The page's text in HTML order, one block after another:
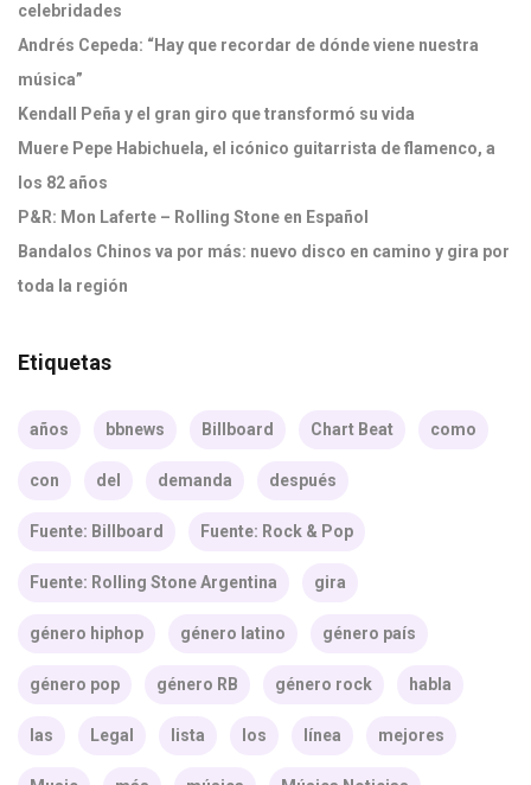
celebridades
Andrés Cepeda: “Hay que recordar de dónde viene nuestra
música”
Kendall Peña y el gran giro que transformó su vida
Muere Pepe Habichuela, el icónico guitarrista de flamenco, a
los 82 años
P&R: Mon Laferte – Rolling Stone en Español
Bandalos Chinos va por más: nuevo disco en camino y gira por
toda la región
Etiquetas
años bbnews Billboard Chart Beat como
con del demanda después
Fuente: Billboard Fuente: Rock & Pop
Fuente: Rolling Stone Argentina gira
género hiphop género latino género país
género pop género RB género rock habla
las Legal lista los línea mejores